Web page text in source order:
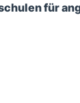
für